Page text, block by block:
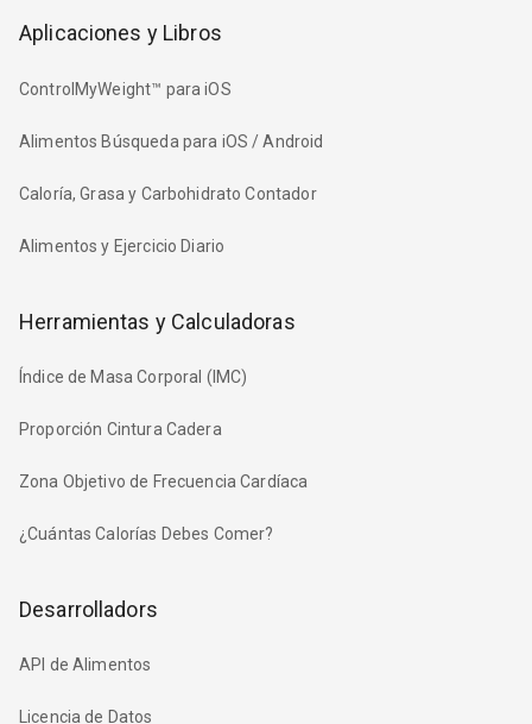
Aplicaciones y Libros
ControlMyWeight™ para iOS
Alimentos Búsqueda para iOS / Android
Caloría, Grasa y Carbohidrato Contador
Alimentos y Ejercicio Diario
Herramientas y Calculadoras
Índice de Masa Corporal (IMC)
Proporción Cintura Cadera
Zona Objetivo de Frecuencia Cardíaca
¿Cuántas Calorías Debes Comer?
Desarrolladors
API de Alimentos
Licencia de Datos